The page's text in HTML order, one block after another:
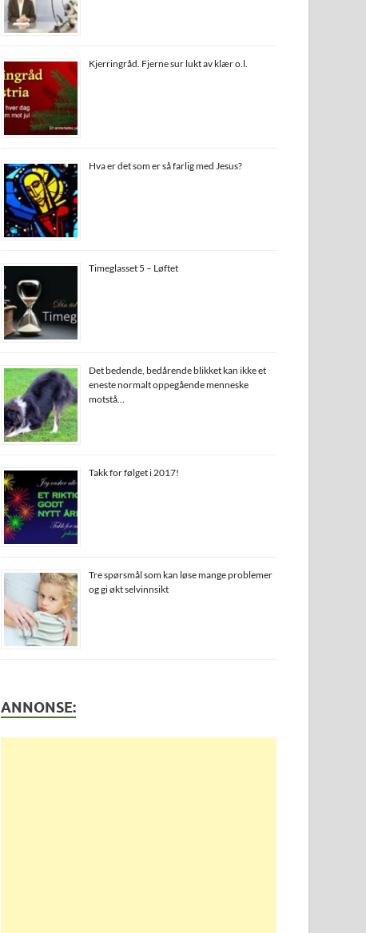
Kjerringråd. Fjerne sur lukt av klær o.l.
Hva er det som er så farlig med Jesus?
Timeglasset 5 – Løftet
Det bedende, bedårende blikket kan ikke et
eneste normalt oppegående menneske
motstå…
Takk for følget i 2017!
Tre spørsmål som kan løse mange problemer
og gi økt selvinnsikt
ANNONSE: